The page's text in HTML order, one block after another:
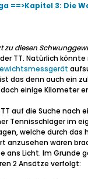
==>Kapitel 3: Die
zu diesen
TT. Natürlich
das denn auch ein
einige Kilometer
auf die Suche nach
Tennisschläger im
welche durch das
anzusehen wären
ans Licht. Im Grunde
2 Ansätze verfolgt: